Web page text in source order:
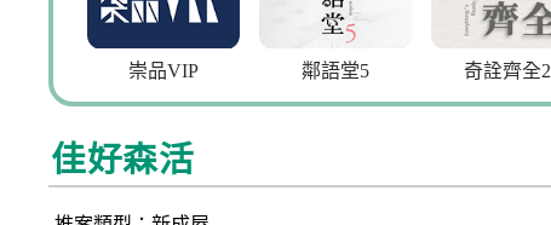
崇品VIP 鄰語堂5 奇詮齊全2
佳好森活